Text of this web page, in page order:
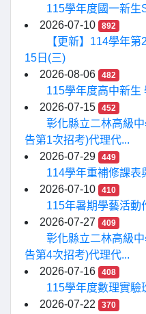
115學年度國一新生
2026-07-10
892
【更新】114學年
15日(三)
2026-08-06
482
115學年度高中新生
2026-07-15
452
彰化縣立二林高級
告第1次招考)代理代...
2026-07-29
449
114學年重補修課表
2026-07-10
410
115年暑期學藝活動
2026-07-27
409
彰化縣立二林高級
告第4次招考)代理代...
2026-07-16
408
115學年度數理實驗
2026-07-22
370